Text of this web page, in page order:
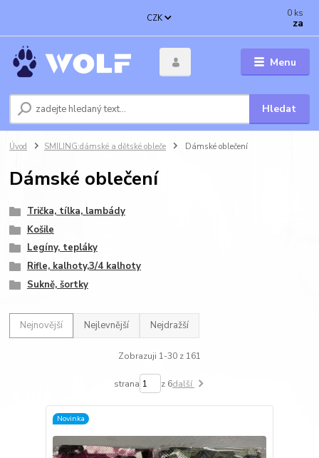
Menu
CZK
Hledat
0 ks
za
Úvod SMILING:dámské a dětské obleče Dámské oblečení
Dámské oblečení
Trička, tílka, lambády
Košile
Legíny, tepláky
Rifle, kalhoty,3/4 kalhoty
Sukně, šortky
Nejnovější Nejlevnější Nejdražší
Zobrazuji 1-30 z 161
strana z 6další
Novinka